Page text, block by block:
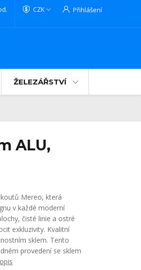
CZK Přihlášení
ŽELEZÁŘSTVÍ
ALU,
Mereo, která
v každé moderní
čisté linie a ostré
exkluzivity. Kvalitní
sklem. Tento
provedení se sklem